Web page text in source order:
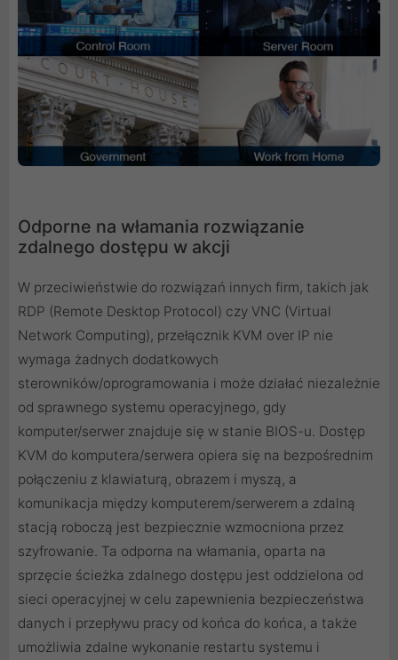
Odporne na włamania rozwiązanie
zdalnego dostępu w akcji
W przeciwieństwie do rozwiązań innych firm, takich jak
RDP (Remote Desktop Protocol) czy VNC (Virtual
Network Computing), przełącznik KVM over IP nie
wymaga żadnych dodatkowych
sterowników/oprogramowania i może działać niezależnie
od sprawnego systemu operacyjnego, gdy
komputer/serwer znajduje się w stanie BIOS-u. Dostęp
KVM do komputera/serwera opiera się na bezpośrednim
połączeniu z klawiaturą, obrazem i myszą, a
komunikacja między komputerem/serwerem a zdalną
stacją roboczą jest bezpiecznie wzmocniona przez
szyfrowanie. Ta odporna na włamania, oparta na
sprzęcie ścieżka zdalnego dostępu jest oddzielona od
sieci operacyjnej w celu zapewnienia bezpieczeństwa
danych i przepływu pracy od końca do końca, a także
umożliwia zdalne wykonanie restartu systemu i